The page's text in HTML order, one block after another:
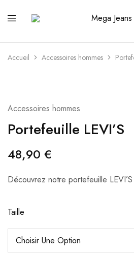
Mega
Distributeur
des
marques
Accueil Accessoires hommes
Accessoires hommes
Portefeuille LEVI’S
48,90 €
Découvrez notre portefeuille
Taille